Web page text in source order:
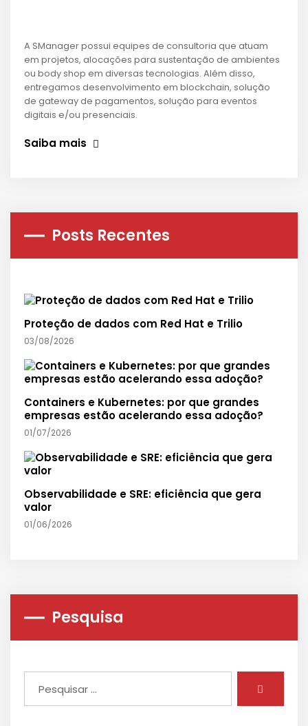
A SManager possui equipes de consultoria que atuam
em projetos, alocações para sustentação de ambientes
ou body shop em diversas tecnologias. Além disso,
entregamos desenvolvimento em blockchain, solução
de gateway de pagamentos, solução para eventos
digitais e/ou presenciais.
Saiba mais
Posts Recentes
Proteção de dados com Red Hat e Trilio
03/08/2026
Containers e Kubernetes: por que grandes
empresas estão acelerando essa adoção?
01/07/2026
Observabilidade e SRE: eficiência que gera
valor
01/06/2026
Pesquisa